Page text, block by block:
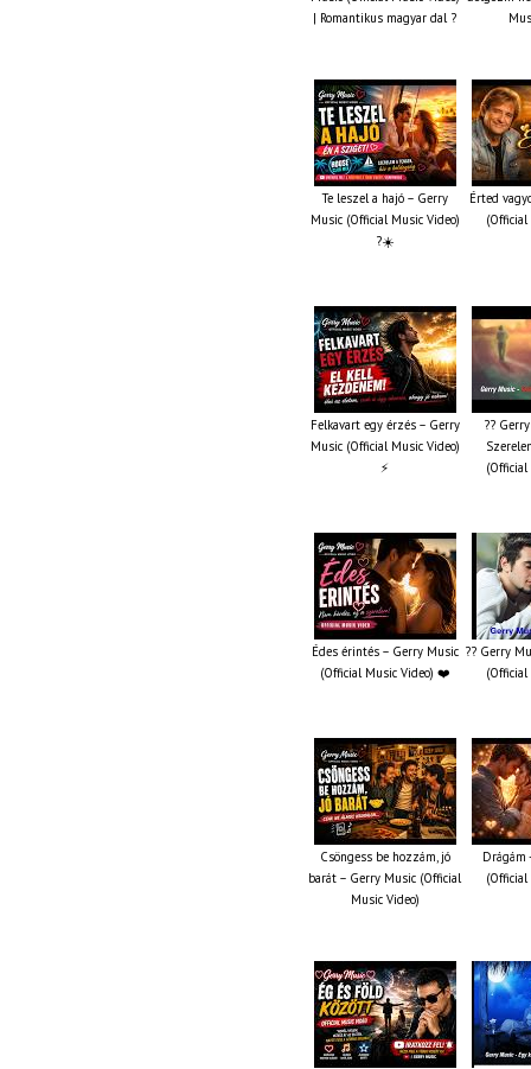
| Romantikus magyar dal ?
Te leszel a hajó – Gerry
Music (Official Music Video)
?☀️
Érted
(Official
Felkavart egy érzés – Gerry
Music (Official Music Video)
⚡
??
(Official
Édes érintés – Gerry Music
(Official Music Video) ❤️
?? Gerry
(Official
Csöngess be hozzám, jó
barát – Gerry Music (Official
Music Video)
Drágám
(Official